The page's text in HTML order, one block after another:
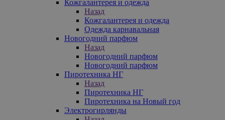
Кожгалантерея и одежда
Назад
Кожгалантерея и одежда
Одежда карнавальная
Новогодний парфюм
Назад
Новогодний парфюм
Новогодний парфюм
Пиротехника НГ
Назад
Пиротехника НГ
Пиротехника на Новый год
Электрогирлянды